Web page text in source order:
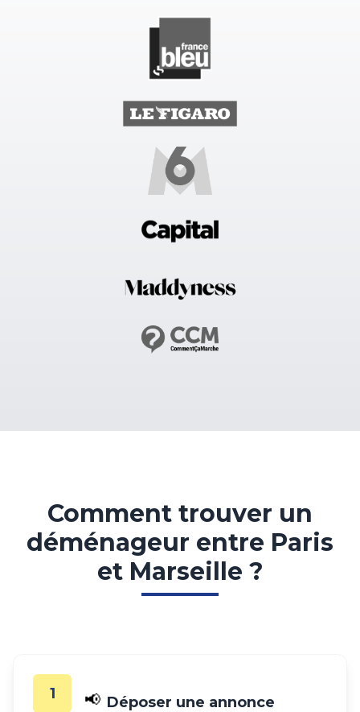
Comment trouver un
déménageur entre Paris
et Marseille ?
1 📢 Déposer une annonce